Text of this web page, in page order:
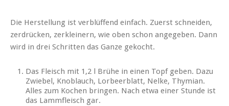
Die Herstellung ist verblüffend einfach. Zuerst schneiden,
zerdrücken, zerkleinern, wie oben schon angegeben. Dann
wird in drei Schritten das Ganze gekocht.
Das Fleisch mit 1,2 l Brühe in einen Topf geben. Dazu
Zwiebel, Knoblauch, Lorbeerblatt, Nelke, Thymian.
Alles zum Kochen bringen. Nach etwa einer Stunde ist
das Lammfleisch gar.